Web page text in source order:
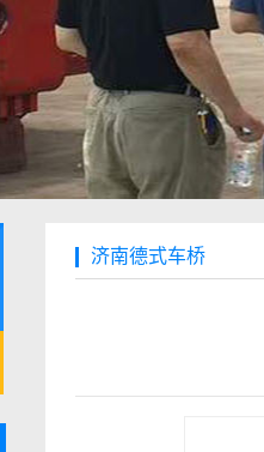
济南德式车桥